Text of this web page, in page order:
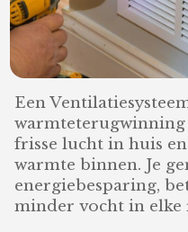
Een
frisse lucht in huis
warmte binnen. Je
energiebesparing,
minder vocht in elke